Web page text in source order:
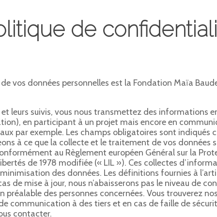
de
vos données personnelles est la Fondation Maïa
leurs suivis, vous nous transmettez des informations
en participant à un projet mais encore en
par exemple. Les champs obligatoires sont indiqués
à ce que la collecte et le traitement de vos données
au Règlement européen Général sur la
de 1978 modifiée (« LIL »). Ces collectes
des données. Les définitions fournies à
de mise à jour, nous n’abaisserons pas le niveau de
préalable des personnes concernées. Vous trouverez
communication à des tiers et en cas de faille de
contacter.